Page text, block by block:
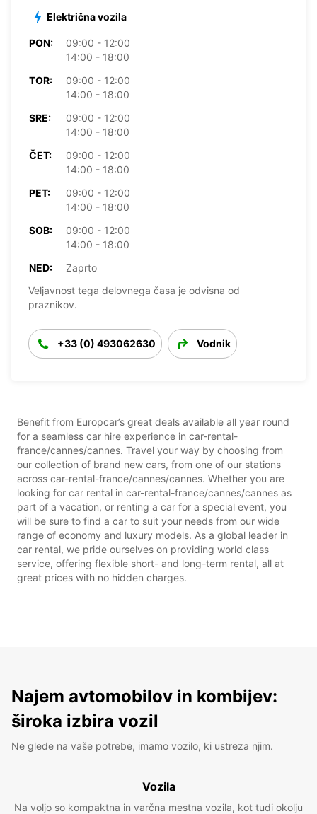
Električna vozila
PON:
09:00 - 12:00
14:00 - 18:00
TOR:
09:00 - 12:00
14:00 - 18:00
SRE:
09:00 - 12:00
14:00 - 18:00
ČET:
09:00 - 12:00
14:00 - 18:00
PET:
09:00 - 12:00
14:00 - 18:00
SOB:
09:00 - 12:00
14:00 - 18:00
NED:
Zaprto
Veljavnost tega delovnega časa je odvisna od
praznikov.
+33 (0) 493062630 Vodnik
Benefit from Europcar’s great deals available all year round
for a seamless car hire experience in car-rental-
france/cannes/cannes. Travel your way by choosing from
our collection of brand new cars, from one of our stations
across car-rental-france/cannes/cannes. Whether you are
looking for car rental in car-rental-france/cannes/cannes as
part of a vacation, or renting a car for a special event, you
will be sure to find a car to suit your needs from our wide
range of economy and luxury models. As a global leader in
car rental, we pride ourselves on providing world class
service, offering flexible short- and long-term rental, all at
great prices with no hidden charges.
Najem avtomobilov in kombijev:
široka izbira vozil
Ne glede na vaše potrebe, imamo vozilo, ki ustreza njim.
Vozila
Na voljo so kompaktna in varčna mestna vozila, kot tudi okolju